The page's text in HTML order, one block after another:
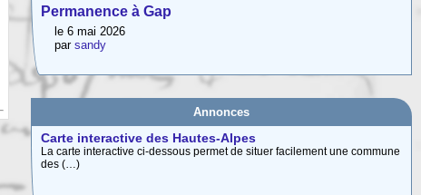
Permanence à Gap
le 6 mai 2026
par sandy
Annonces
Carte interactive des Hautes-Alpes
La carte interactive ci-dessous permet de situer facilement une commune
des (…)